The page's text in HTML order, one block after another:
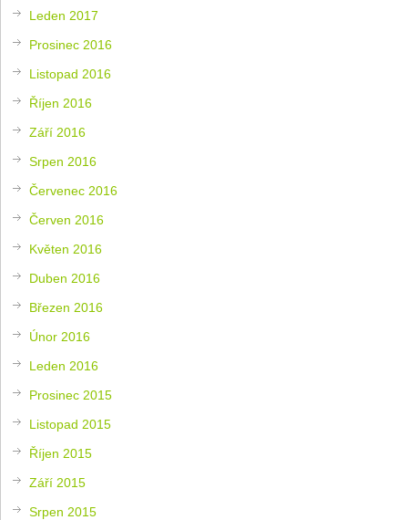
Leden 2017
Prosinec 2016
Listopad 2016
Říjen 2016
Září 2016
Srpen 2016
Červenec 2016
Červen 2016
Květen 2016
Duben 2016
Březen 2016
Únor 2016
Leden 2016
Prosinec 2015
Listopad 2015
Říjen 2015
Září 2015
Srpen 2015